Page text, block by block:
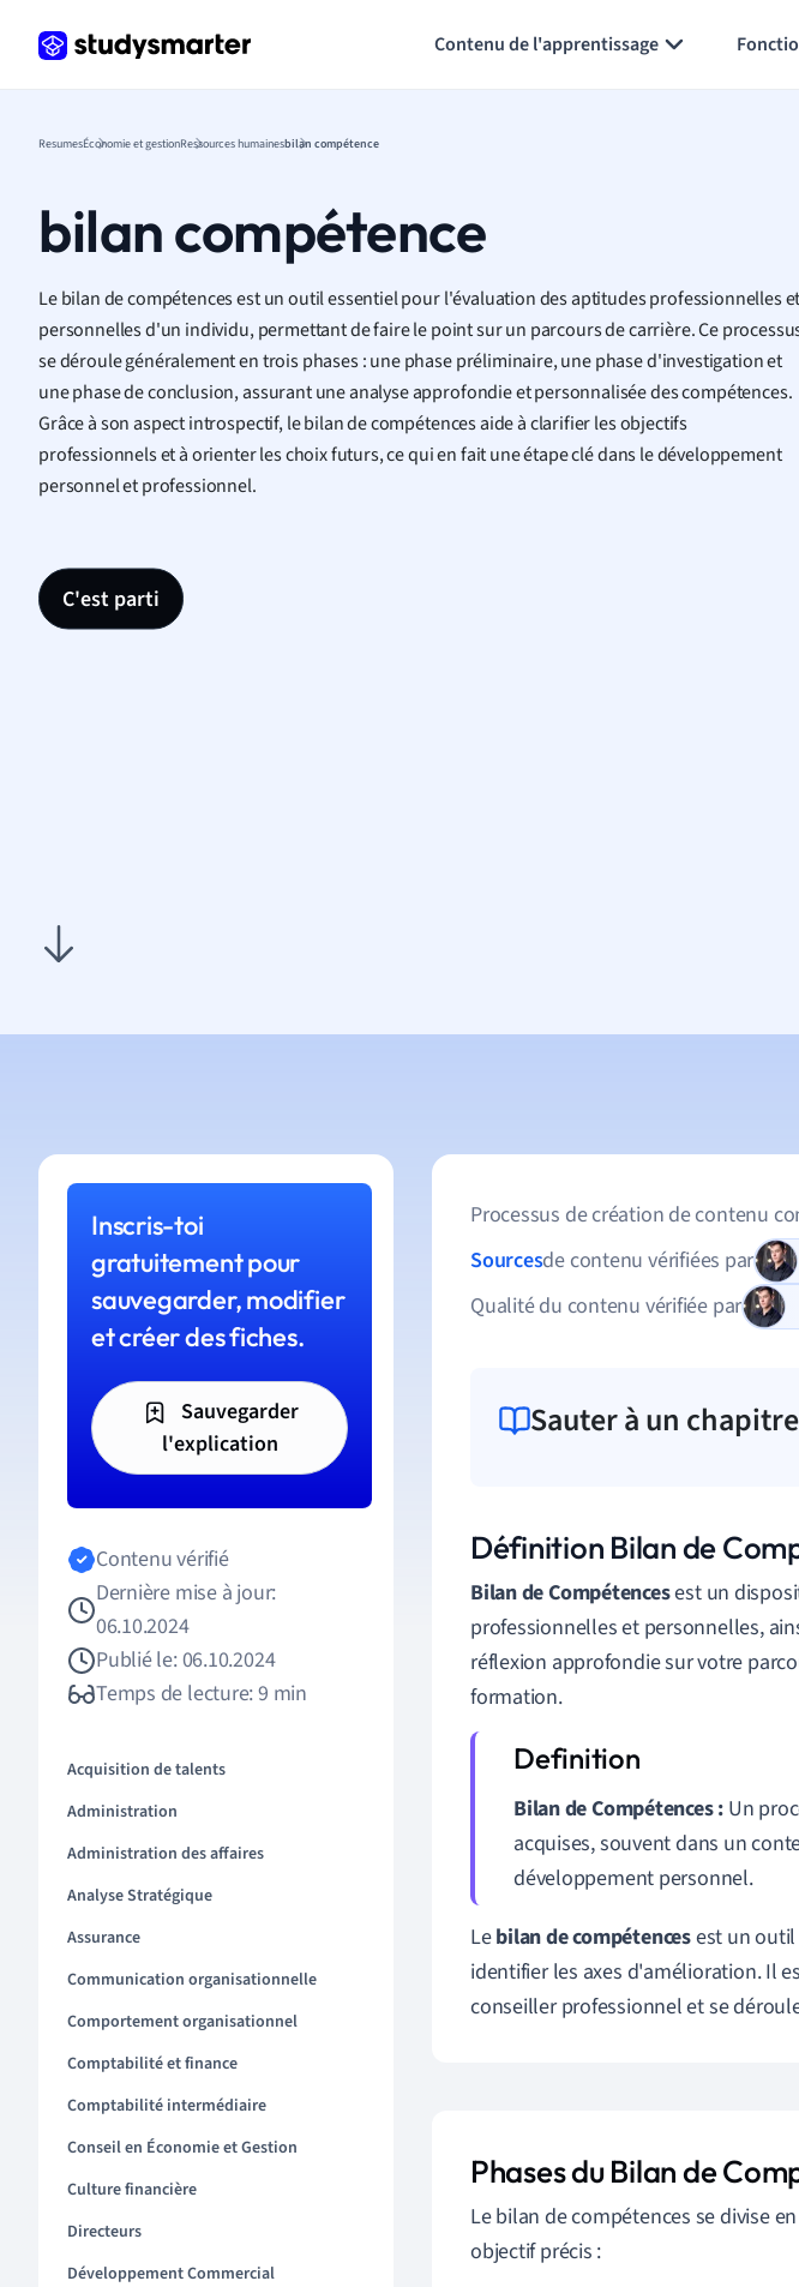
Contenu de l'apprentissage
ResumesÉconomie et gestionRessources humainesbilan compétence
bilan compétence
Le bilan de compétences est un outil essentiel pour l'évaluation des aptitudes professionnelles et
personnelles d'un individu, permettant de faire le point sur un parcours de carrière. Ce
se déroule généralement en trois phases : une phase préliminaire, une phase d'investigation et
une phase de conclusion, assurant une analyse approfondie et personnalisée des compétences.
Grâce à son aspect introspectif, le bilan de compétences aide à clarifier les objectifs
professionnels et à orienter les choix futurs, ce qui en fait une étape clé dans le développement
personnel et professionnel.
C'est parti
Inscris-toi
gratuitement pour
sauvegarder, modifier
et créer des fiches.
Sauvegarder
l'explication
Contenu vérifié
Dernière mise à jour:
06.10.2024
Publié le: 06.10.2024
Temps de lecture: 9 min
Acquisition de talents
Administration
Administration des affaires
Analyse Stratégique
Assurance
Communication organisationnelle
Comportement organisationnel
Comptabilité et finance
Comptabilité intermédiaire
Conseil en Économie et Gestion
Culture financière
Directeurs
Développement Commercial
Processus de création de contenu
Sourcesde contenu vérifiées par
Qualité du contenu vérifiée par
Sauter à un
Définition Bilan de
Bilan de Compétencesest un
professionnelles et personnelles,
réflexion approfondie sur votre
formation.
Bilan de Compétences : Un
acquises, souvent dans un
développement personnel.
Lebilan de compétencesest un outil
identifier les axes d'amélioration. Il
conseiller professionnel et se
Phases du Bilan de
Le bilan de compétences se divise
objectif précis :